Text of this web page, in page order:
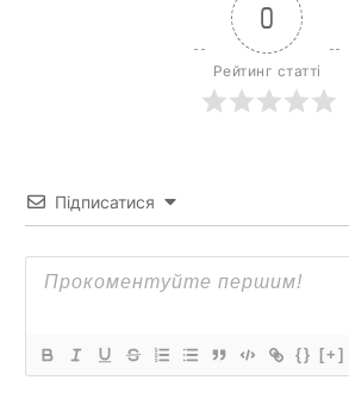
0
Рейтинг статті
Підписатися
{} [+]